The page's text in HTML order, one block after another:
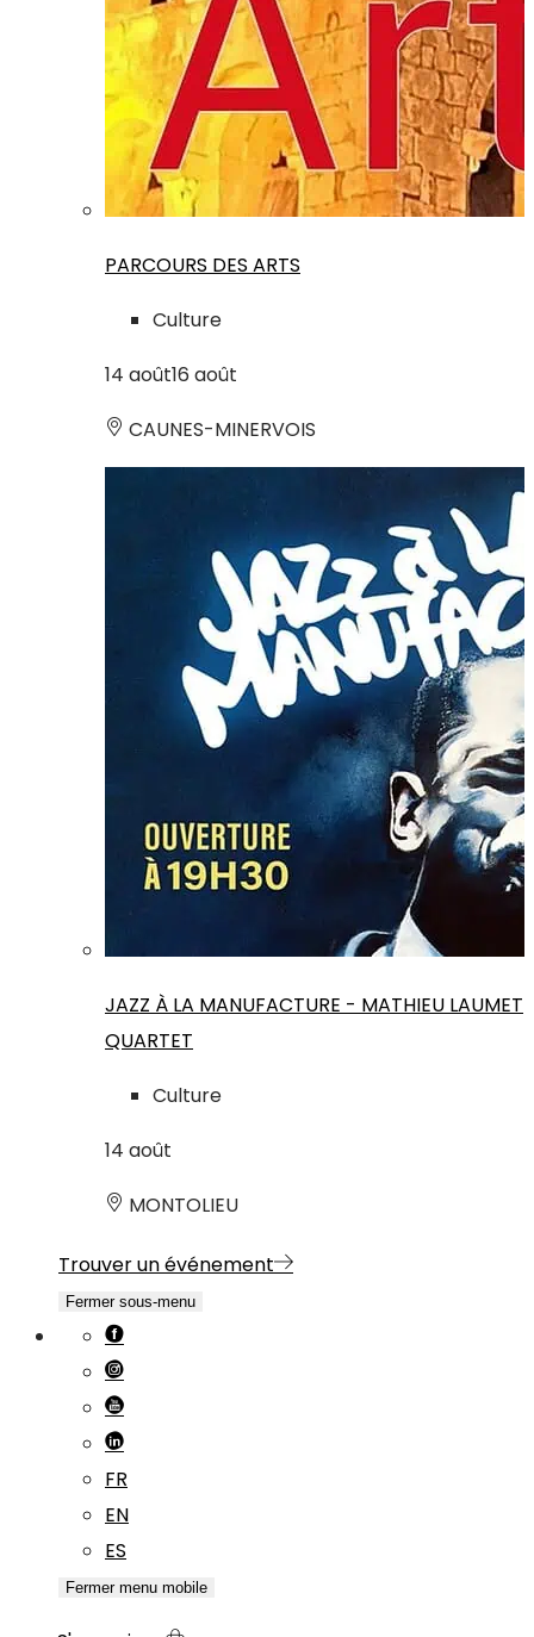
PARCOURS DES ARTS
Culture
14 août16 août
CAUNES-MINERVOIS
JAZZ À LA MANUFACTURE - MATHIEU LAUMET
QUARTET
Culture
14 août
MONTOLIEU
Trouver un événement
Fermer sous-menu
FR
EN
ES
Fermer menu mobile